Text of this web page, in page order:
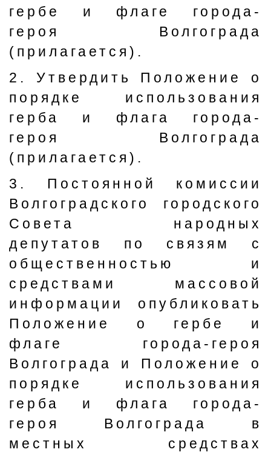
гербе и флаге города-
героя Волгограда
(прилагается).
2. Утвердить Положение о
порядке использования
герба и флага города-
героя Волгограда
(прилагается).
3. Постоянной комиссии
Волгоградского городского
Совета народных
депутатов по связям с
общественностью и
средствами массовой
информации опубликовать
Положение о гербе и
флаге города-героя
Волгограда и Положение о
порядке использования
герба и флага города-
героя Волгограда в
местных средствах